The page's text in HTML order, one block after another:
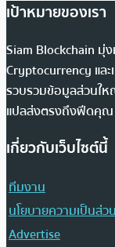
เป้าหมายของเรา
Siam Blockchain มุ่
Cryptocurrency และ
รวบรวมข้อมูลส่วนให
แปลส่งตรงถึงฟีดคุณ
เกี่ยวกับเว็บไซต์นี้
ทีมงาน
นโยบายความเป็นส่ว
Advertise